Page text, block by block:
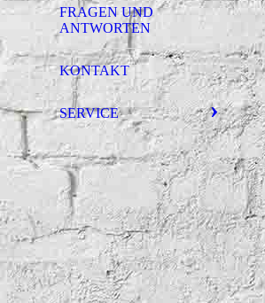
FRAGEN UND
ANTWORTEN
KONTAKT
SERVICE